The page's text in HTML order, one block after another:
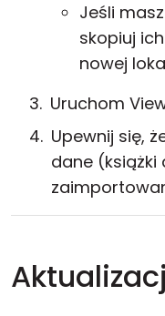
Jeśli
skopiuj
nowej
Uruchom
Upewnij się,
dane (książki